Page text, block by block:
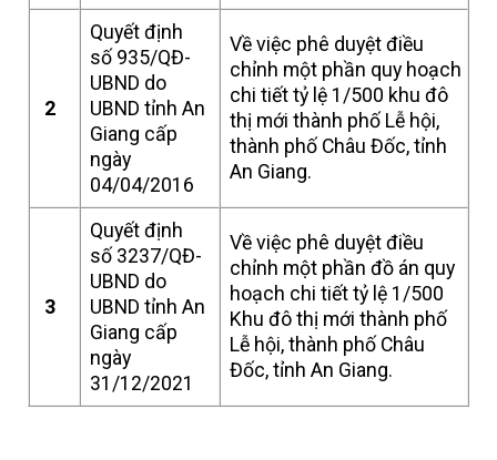
2
Quyết định
số 935/QĐ-
UBND do
UBND tỉnh An
Giang cấp
ngày
04/04/2016
Về việc phê duyệt điều
chỉnh một phần quy hoạch
chi tiết tỷ lệ 1/500 khu đô
thị mới thành phố Lễ hội,
thành phố Châu Đốc, tỉnh
An Giang.
3
Quyết định
số 3237/QĐ-
UBND do
UBND tỉnh An
Giang cấp
ngày
31/12/2021
Về việc phê duyệt điều
chỉnh một phần đồ án quy
hoạch chi tiết tỷ lệ 1/500
Khu đô thị mới thành phố
Lễ hội, thành phố Châu
Đốc, tỉnh An Giang.